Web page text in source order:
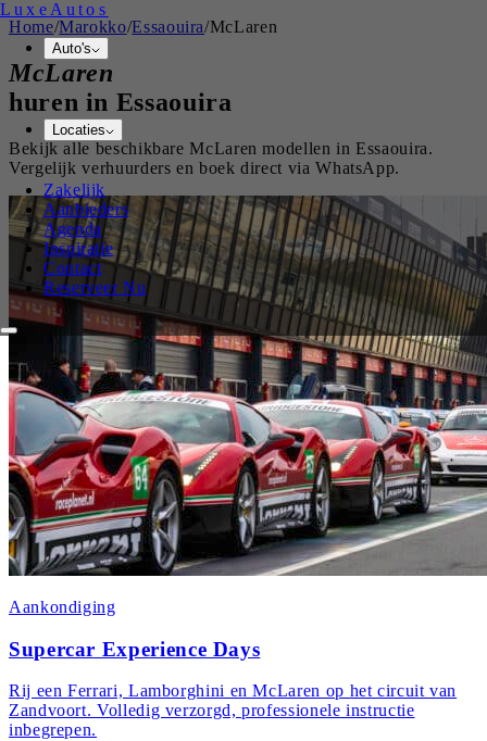
Luxe Autos
Auto's
Locaties
Zakelijk
Aanbieders
Agenda
Inspiratie
Contact
Reserveer Nu
Home/Marokko/Essaouira/McLaren
McLaren
huren in Essaouira
Bekijk alle beschikbareMcLaren modellen inEssaouira.
Vergelijk verhuurders en boek direct via WhatsApp.
Aankondiging
Supercar Experience Days
Rij een Ferrari, Lamborghini en McLaren op het circuit van
Zandvoort. Volledig verzorgd, professionele instructie
inbegrepen.